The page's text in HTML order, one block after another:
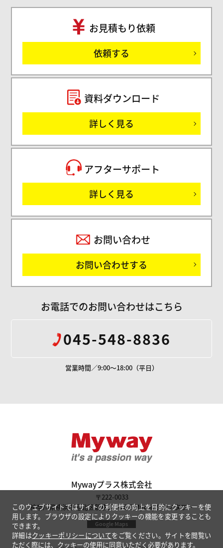
サ
お見積もり依頼
依頼する
資料ダウンロード
詳しく見る
アフターサポート
詳しく見る
お問い合わせ
お問い合わせする
お電話でのお問い合わせはこちら
045-548-8836
営業時間／9:00～18:00（平日）
Mywayプラス株式会社
〒222-0033
神奈川県横浜市港北区新横浜1-28-8 Mywayテクノタワー
Google Maps
このウェブサイトではサイトの利便性の向上を目的にクッキーを使
用します。ブラウザの設定によりクッキーの機能を変更することも
できます。
詳細はクッキーポリシーについてをご覧ください。サイトを閲覧い
ただく際には、クッキーの使用に同意いただく必要があります。